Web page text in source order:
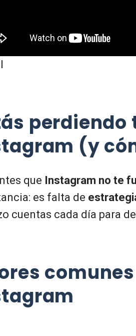
perdiendo
(y
que Instagram no te
es falta de
cuentas cada día para